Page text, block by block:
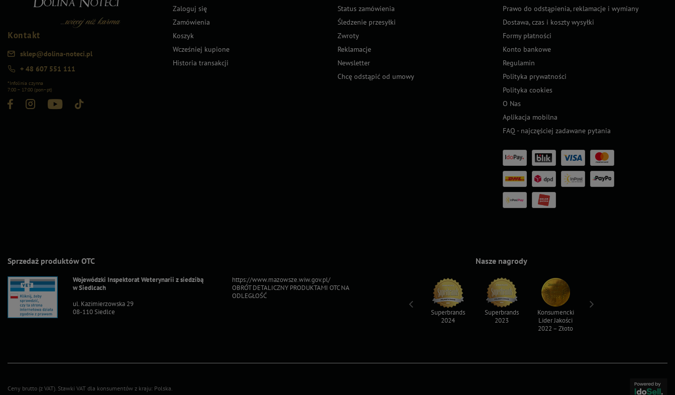
Kontakt
sklep@dolina-noteci.pl
+ 48 607 551 111
*Infolinia czynna
7:00 – 17:00 (pon–pt)
Zaloguj się
Zamówienia
Koszyk
Wcześniej kupione
Historia transakcji
Status zamówienia
Śledzenie przesyłki
Zwroty
Reklamacje
Newsletter
Chcę odstąpić od umowy
Prawo do odstąpienia, reklamacje i wymiany
Dostawa, czas i koszty wysyłki
Formy płatności
Konto bankowe
Regulamin
Polityka prywatności
Polityka cookies
O Nas
Aplikacja mobilna
FAQ - najczęściej zadawane pytania
Sprzedaż produktów OTC
Wojewódzki Inspektorat Weterynarii z siedzibą
w Siedlcach
ul. Kazimierzowska 29
08-110 Siedlce
https://www.mazowsze.wiw.gov.pl/
OBRÓT DETALICZNY PRODUKTAMI OTC NA
ODLEGŁOŚĆ
Nasze nagrody
Superbrands
2024
Superbrands
2023
Konsumencki
Lider Jakości
2022 – Złoto
Ceny brutto (z VAT). Stawki VAT dla konsumentów z kraju: Polska.